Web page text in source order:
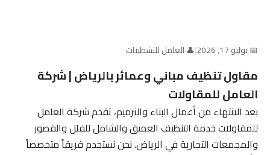
📅 يوليو 17, 2026 |👤 العامل للتشطيبات
مقاول تنظيف مباني وعمائر بالرياض | شركة
العامل للمقاولات
بعد الانتهاء من أعمال البناء والترميم، تقدم شركة العامل
للمقاولات خدمة التنظيف العميق والشامل للفلل والقصور
والمجمعات التجارية في الرياض. نحن نستخدم فريقاً متخصصاً